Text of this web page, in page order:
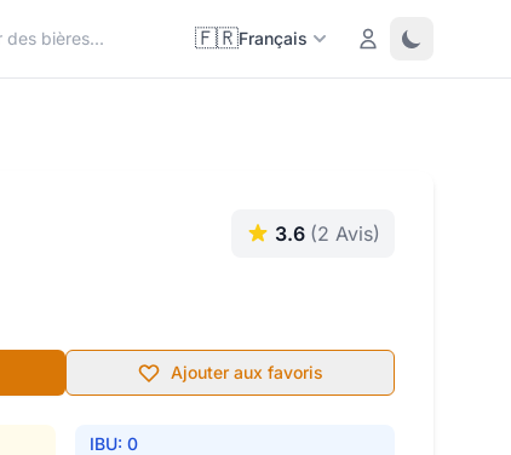
🇫🇷Français Login Toggle
3.6 (2 Avis)
Ajouter aux favoris
IBU: 0